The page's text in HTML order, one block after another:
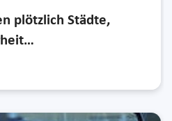
plötzlich Städte,